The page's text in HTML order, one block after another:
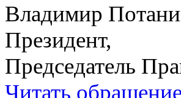
Владимир
Президент,
Председатель
Читать